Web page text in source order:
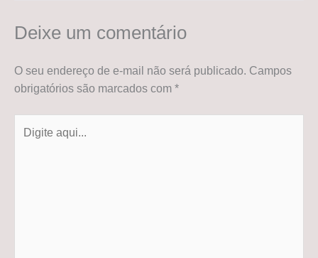
Deixe um comentário
O seu endereço de e-mail não será publicado. Campos
obrigatórios são marcados com *
aqui...